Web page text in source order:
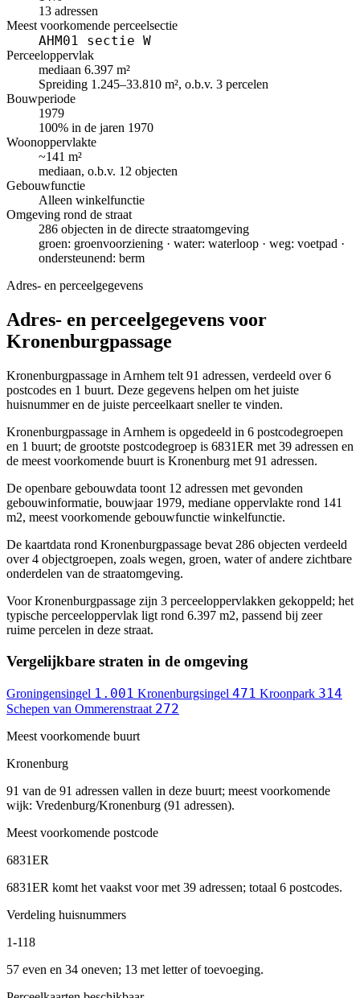
13 adressen
Meest voorkomende perceelsectie
AHM01 sectie W
Perceeloppervlak
mediaan 6.397 m²
Spreiding 1.245–33.810 m², o.b.v. 3 percelen
Bouwperiode
1979
100% in de jaren 1970
Woonoppervlakte
~141 m²
mediaan, o.b.v. 12 objecten
Gebouwfunctie
Alleen winkelfunctie
Omgeving rond de straat
286 objecten in de directe straatomgeving
groen: groenvoorziening · water: waterloop · weg: voetpad ·
ondersteunend: berm
Adres- en perceelgegevens
Adres- en perceelgegevens voor
Kronenburgpassage
Kronenburgpassage in Arnhem telt 91 adressen, verdeeld over 6
postcodes en 1 buurt. Deze gegevens helpen om het juiste
huisnummer en de juiste perceelkaart sneller te vinden.
Kronenburgpassage in Arnhem is opgedeeld in 6 postcodegroepen
en 1 buurt; de grootste postcodegroep is 6831ER met 39 adressen en
de meest voorkomende buurt is Kronenburg met 91 adressen.
De openbare gebouwdata toont 12 adressen met gevonden
gebouwinformatie, bouwjaar 1979, mediane oppervlakte rond 141
m2, meest voorkomende gebouwfunctie winkelfunctie.
De kaartdata rond Kronenburgpassage bevat 286 objecten verdeeld
over 4 objectgroepen, zoals wegen, groen, water of andere zichtbare
onderdelen van de straatomgeving.
Voor Kronenburgpassage zijn 3 perceeloppervlakken gekoppeld; het
typische perceeloppervlak ligt rond 6.397 m2, passend bij zeer
ruime percelen in deze straat.
Vergelijkbare straten in de omgeving
Groningensingel 1.001 Kronenburgsingel 471 Kroonpark 314
Schepen van Ommerenstraat 272
Meest voorkomende buurt
Kronenburg
91 van de 91 adressen vallen in deze buurt; meest voorkomende
wijk: Vredenburg/Kronenburg (91 adressen).
Meest voorkomende postcode
6831ER
6831ER komt het vaakst voor met 39 adressen; totaal 6 postcodes.
Verdeling huisnummers
1-118
57 even en 34 oneven; 13 met letter of toevoeging.